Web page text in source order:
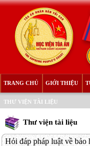
TRANG CHỦ GIỚI THIỆU
THƯ VIỆN TÀI LIỆU
Thư viện tài liệu
Hỏi đáp pháp luật về bảo